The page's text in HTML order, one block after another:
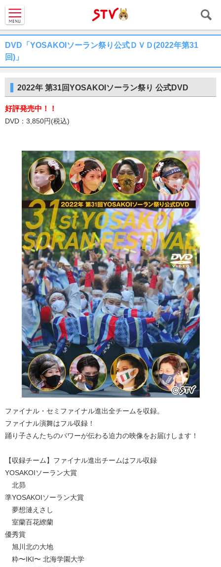
ＳＴＶ札
幌テレビ
DVD「YOSAKOIソーラン祭り公式ＤＶＤ(2022年第31
回)」
2022年 第31回YOSAKOIソーラン祭り 公式DVD
好評発売中！！
DVD：3,850円(税込)
ファイナル・セミファイナル進出全チームを収録。
ファイナル演舞はフル収録！
踊り子さんたちのパワーが伝わる迫力の映像をお届けします！
【収録チーム】ファイナル進出チームはフル収録
YOSAKOIソーラン大賞
北昴
準YOSAKOIソーラン大賞
夢想漣えさし
室蘭百花繚蘭
優秀賞
旭川北の大地
粋〜IKI〜 北海学園大学